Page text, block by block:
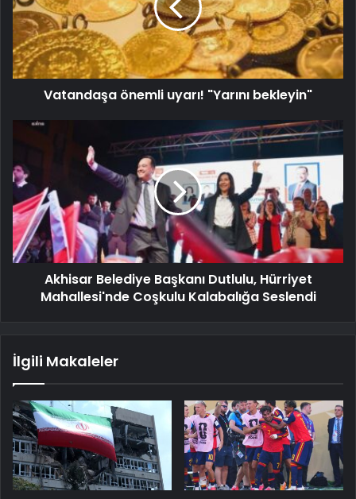
Vatandaşa önemli uyarı! "Yarını bekleyin"
Akhisar Belediye Başkanı Dutlulu, Hürriyet
Mahallesi'nde Coşkulu Kalabalığa Seslendi
İlgili Makaleler